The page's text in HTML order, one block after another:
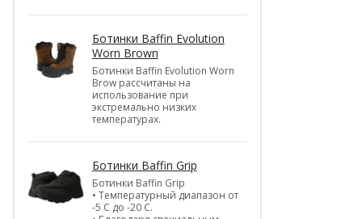
Ботинки Baffin Evolution
Worn Brown
Ботинки Baffin Evolution Worn
Brow рассчитаны на
использование при
экстремально низких
температурах.
Ботинки Baffin Grip
Ботинки Baffin Grip
• Температурный диапазон от
-5 С до -20 С.